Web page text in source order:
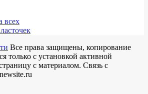
всех
Все права защищены, копирование
только с установкой активной
с материалом. Связь с